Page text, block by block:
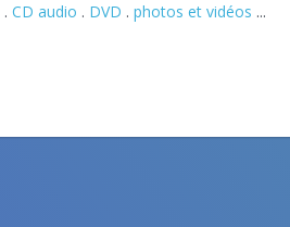
. CD audio . DVD . photos et vidéos ...